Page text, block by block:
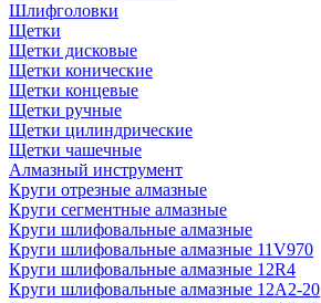
Шлифголовки
Щетки
Щетки дисковые
Щетки конические
Щетки концевые
Щетки ручные
Щетки цилиндрические
Щетки чашечные
Алмазный инструмент
Круги отрезные алмазные
Круги сегментные алмазные
Круги шлифовальные алмазные
Круги шлифовальные алмазные 11V970
Круги шлифовальные алмазные 12R4
Круги шлифовальные алмазные 12А2-20